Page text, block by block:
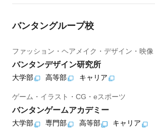
バンタングループ校
ファッション・ヘアメイク・デザイン・映像
バンタンデザイン研究所
大学部 高等部 キャリア
ゲーム・イラスト・CG・eスポーツ
バンタンゲームアカデミー
大学部 専門部 高等部 キャリア